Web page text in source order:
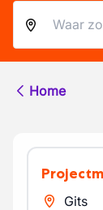
Home
Gits